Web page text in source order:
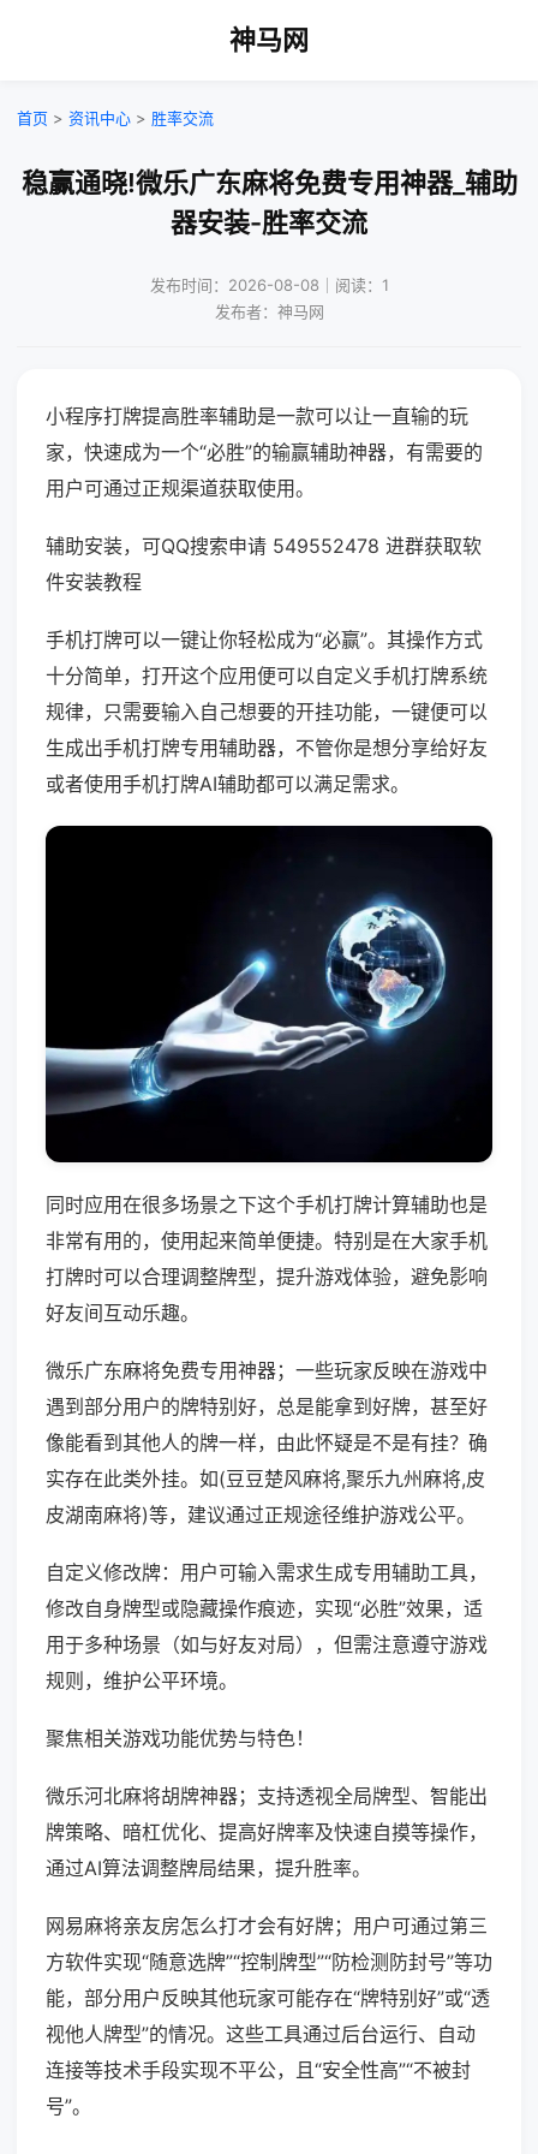
神马网
首页 > 资讯中心 > 胜率交流
稳赢通晓!微乐广东麻将免费专用神器_辅助
器安装-胜率交流
发布时间：2026-08-08｜阅读：1
发布者：神马网
小程序打牌提高胜率辅助是一款可以让一直输的玩
家，快速成为一个“必胜”的输赢辅助神器，有需要的
用户可通过正规渠道获取使用。
辅助安装，可QQ搜索申请 549552478 进群获取软
件安装教程
手机打牌可以一键让你轻松成为“必赢”。其操作方式
十分简单，打开这个应用便可以自定义手机打牌系统
规律，只需要输入自己想要的开挂功能，一键便可以
生成出手机打牌专用辅助器，不管你是想分享给好友
或者使用手机打牌AI辅助都可以满足需求。
同时应用在很多场景之下这个手机打牌计算辅助也是
非常有用的，使用起来简单便捷。特别是在大家手机
打牌时可以合理调整牌型，提升游戏体验，避免影响
好友间互动乐趣。
微乐广东麻将免费专用神器；一些玩家反映在游戏中
遇到部分用户的牌特别好，总是能拿到好牌，甚至好
像能看到其他人的牌一样，由此怀疑是不是有挂？确
实存在此类外挂。如(豆豆楚风麻将,聚乐九州麻将,皮
皮湖南麻将)等，建议通过正规途径维护游戏公平。
自定义修改牌：用户可输入需求生成专用辅助工具，
修改自身牌型或隐藏操作痕迹，实现“必胜”效果，适
用于多种场景（如与好友对局），但需注意遵守游戏
规则，维护公平环境。
聚焦相关游戏功能优势与特色！
微乐河北麻将胡牌神器；支持透视全局牌型、智能出
牌策略、暗杠优化、提高好牌率及快速自摸等操作，
通过AI算法调整牌局结果，提升胜率。
网易麻将亲友房怎么打才会有好牌；用户可通过第三
方软件实现“随意选牌”“控制牌型”“防检测防封号”等功
能，部分用户反映其他玩家可能存在“牌特别好”或“透
视他人牌型”的情况。这些工具通过后台运行、自动
连接等技术手段实现不平公，且“安全性高”“不被封
号”。